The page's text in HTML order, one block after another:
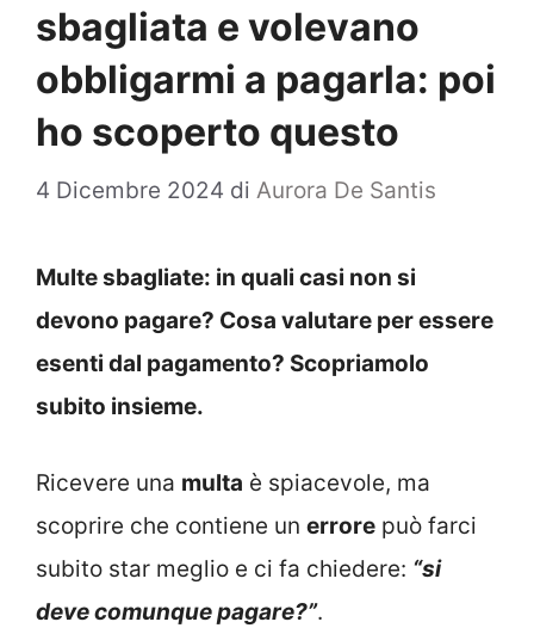
sbagliata e volevano
obbligarmi a pagarla: poi
ho scoperto questo
4 Dicembre 2024 di Aurora De Santis
Multe sbagliate: in quali casi non si
devono pagare? Cosa valutare per essere
esenti dal pagamento? Scopriamolo
subito insieme.
Ricevere una multa è spiacevole, ma
scoprire che contiene un errore può farci
subito star meglio e ci fa chiedere: “si
deve comunque pagare?”.